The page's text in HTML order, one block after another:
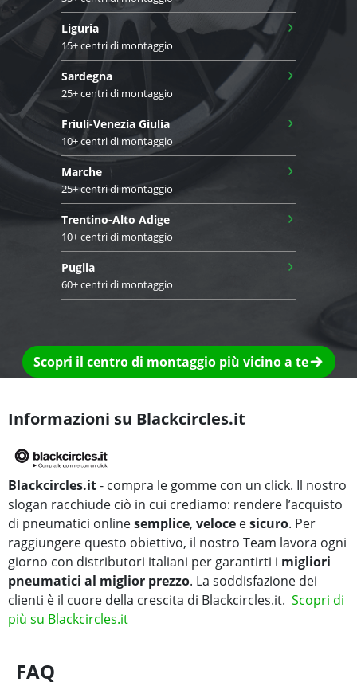
Liguria
15+ centri di montaggio
›
Sardegna
25+ centri di montaggio
›
Friuli-Venezia Giulia
10+ centri di montaggio
›
Marche
25+ centri di montaggio
›
Trentino-Alto Adige
10+ centri di montaggio
›
Puglia
60+ centri di montaggio
›
Scopri il centro di montaggio più vicino a te
Informazioni su Blackcircles.it
Blackcircles.it- compra le gomme con un click. Il nostro
slogan racchiude ciò in cui crediamo: rendere l’acquisto
di pneumatici onlinesemplice, veloce esicuro. Per
raggiungere questo obiettivo, il nostro Team lavora ogni
giorno con distributori italiani per garantirti i migliori
pneumatici al miglior prezzo. La soddisfazione dei
clienti è il cuore della crescita di Blackcircles.it. Scopri di
più su Blackcircles.it
FAQ